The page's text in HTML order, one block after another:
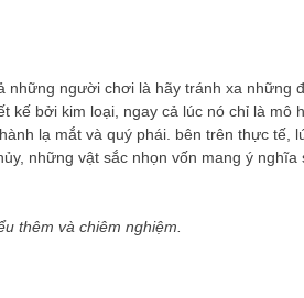
những người chơi là hãy tránh xa những
kế bởi kim loại, ngay cả lúc nó chỉ là mô
lạ mắt và quý phái. bên trên thực tế,
những vật sắc nhọn vốn mang ý
thêm và chiêm nghiệm.